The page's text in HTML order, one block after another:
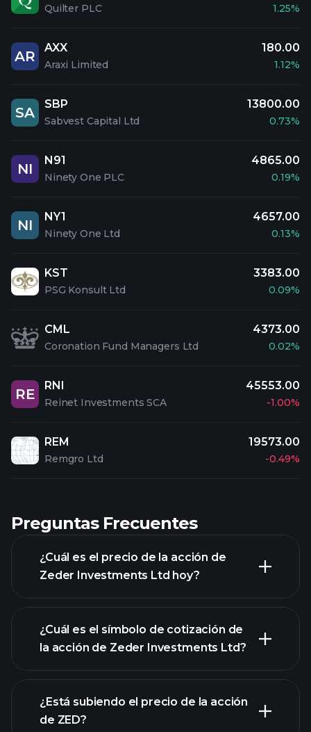
Quilter PLC 1.25%
AR
AXX
Araxi Limited
180.00
1.12%
SA
SBP
Sabvest Capital Ltd
13800.00
0.73%
NI
N91
Ninety One PLC
4865.00
0.19%
NI
NY1
Ninety One Ltd
4657.00
0.13%
KST
PSG Konsult Ltd
3383.00
0.09%
CML
Coronation Fund Managers Ltd
4373.00
0.02%
RE
RNI
Reinet Investments SCA
45553.00
-1.00%
REM
Remgro Ltd
19573.00
-0.49%
Preguntas Frecuentes
¿Cuál es el precio de la acción de
Zeder Investments Ltd hoy?
gráfico avanzado
¿Cuál es el símbolo de cotización de
la acción de Zeder Investments Ltd?
¿Está subiendo el precio de la acción
de ZED?